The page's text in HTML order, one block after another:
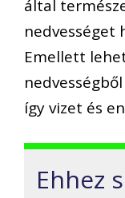
által
nedvességet
Emellett
így vizet és
Ehhez